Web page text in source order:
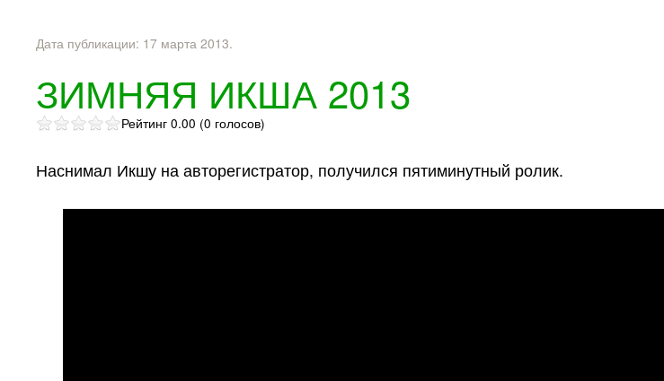
Дата публикации: 17 марта 2013.
ЗИМНЯЯ ИКША 2013
Рейтинг 0.00 (0 голосов)
Наснимал Икшу на авторегистратор, получился пятиминутный ролик.